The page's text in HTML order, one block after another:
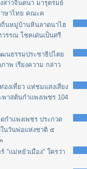
สาวจินตนา มารุตรมย์
ษาไทย คณะค
นหมู่บ้านหินลาดนาไฮ
รรณ โชคเด่นเป็นศรี
ฒนธรรมประชาธิปไตย
าพ เรียงความ กล่าว
องเที่ยว แห่ชมแสงเสียง
าสต้นกำแพงเพชร 104
กำแพงเพชร ประกวด
นวันพ่อแห่งชาติ ๕
"แม่หยัวเมือง" ใครว่า